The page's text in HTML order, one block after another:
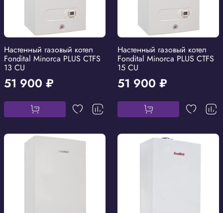
Настенный газовый котел
Fondital Minorca PLUS CTFS
13 CU
51 900 ₽
Настенный газовый котел
Fondital Minorca PLUS CTFS
15 CU
51 900 ₽